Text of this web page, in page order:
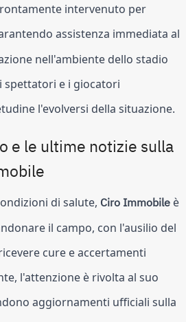
intervenuto per
assistenza immediata al
nell'ambiente dello stadio
spettatori e i giocatori
l'evolversi della situazione.
e le ultime notizie sulla
di salute, Ciro Immobile è
il campo, con l'ausilio del
cure e accertamenti
l'attenzione è rivolta al suo
aggiornamenti ufficiali sulla